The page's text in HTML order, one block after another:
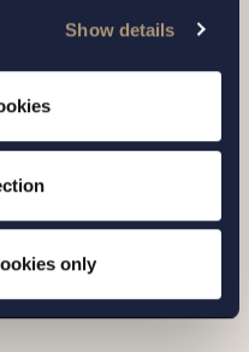
Show details
only
vid
svenska
energi till